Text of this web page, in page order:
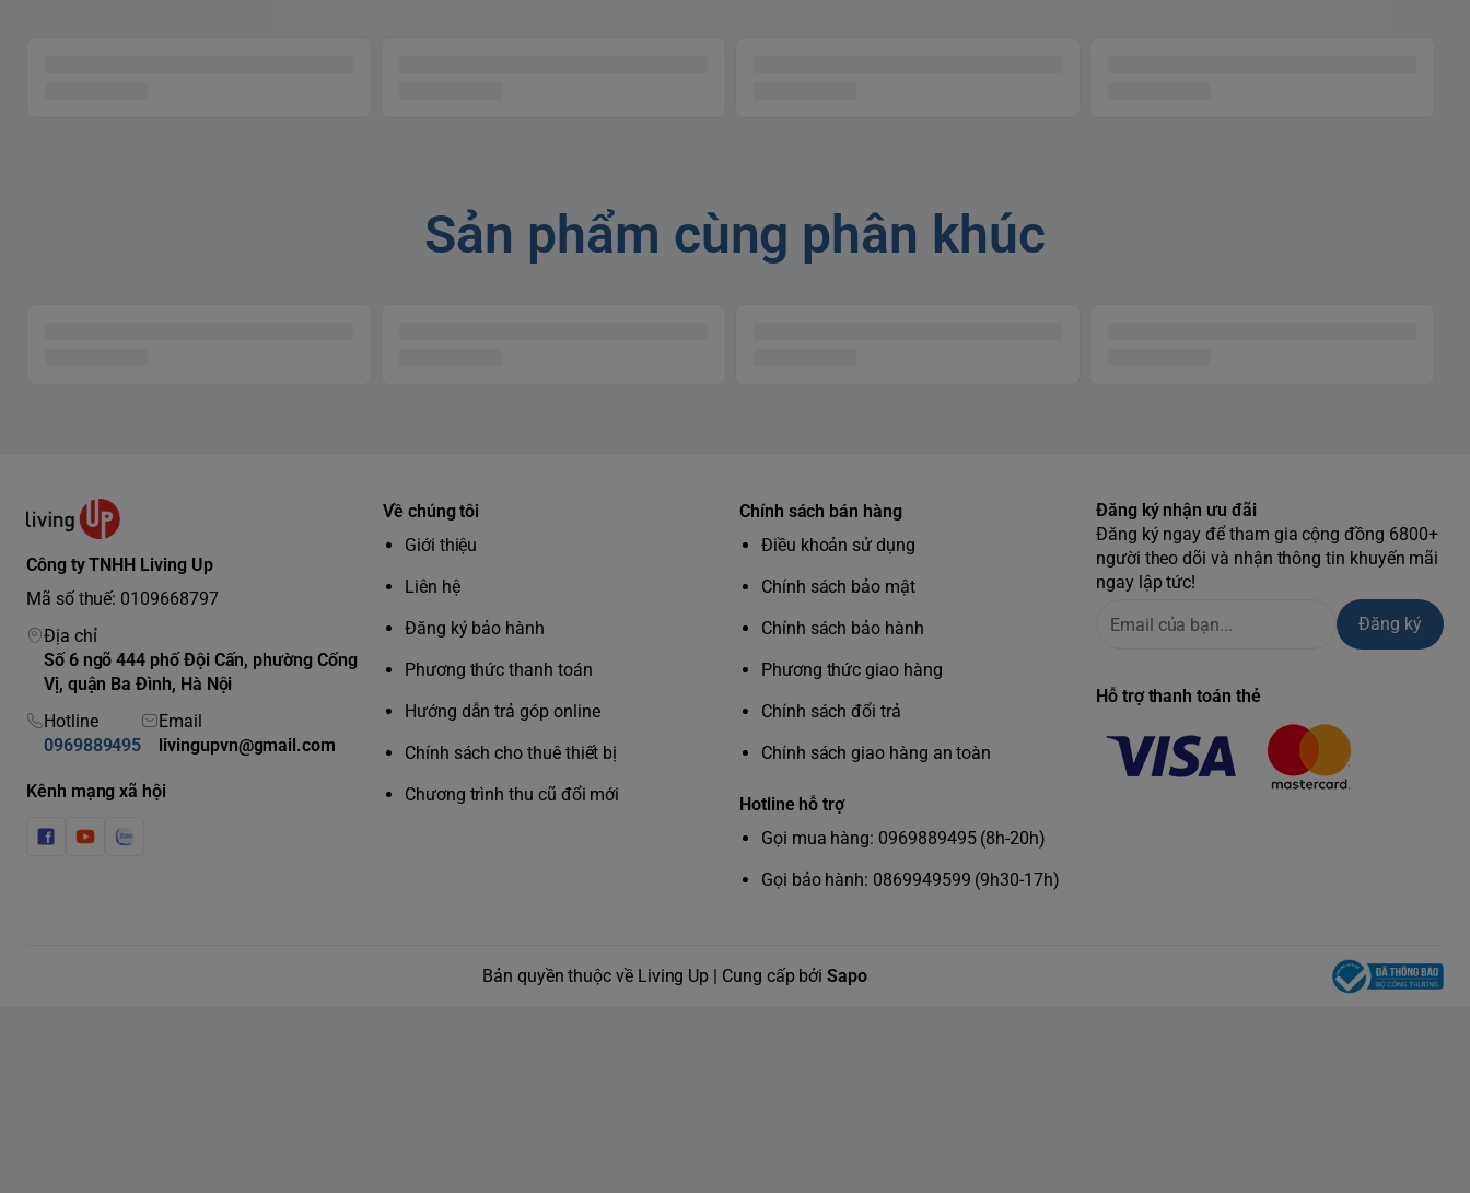
1. Máy tỉa đa năng Philips MG3730/15
Sản phẩm cùng phân khúc
Công ty TNHH Living Up
Mã số thuế: 0109668797
Địa chỉ
Số 6 ngõ 444 phố Đội Cấn, phường Cống
Vị, quận Ba Đình, Hà Nội
Hotline
0969889495
Email
livingupvn@gmail.com
Kênh mạng xã hội
Về chúng tôi
Giới thiệu
Liên hệ
Đăng ký bảo hành
Phương thức thanh toán
Hướng dẫn trả góp online
Chính sách cho thuê thiết bị
Chương trình thu cũ đổi mới
Chính sách bán hàng
Điều khoản sử dụng
Chính sách bảo mật
Chính sách bảo hành
Phương thức giao hàng
Chính sách đổi trả
Chính sách giao hàng an toàn
Hotline hỗ trợ
Gọi mua hàng: 0969889495 (8h-20h)
Gọi bảo hành: 0869949599 (9h30-17h)
Đăng ký nhận ưu đãi
Đăng ký ngay để tham gia cộng đồng 6800+
người theo dõi và nhận thông tin khuyến mãi
ngay lập tức!
Đăng ký
Hỗ trợ thanh toán thẻ
Bản quyền thuộc về Living Up | Cung cấp bởiSapo